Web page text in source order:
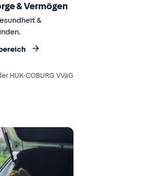
& Vermögen
&
HUK-COBURG VVaG